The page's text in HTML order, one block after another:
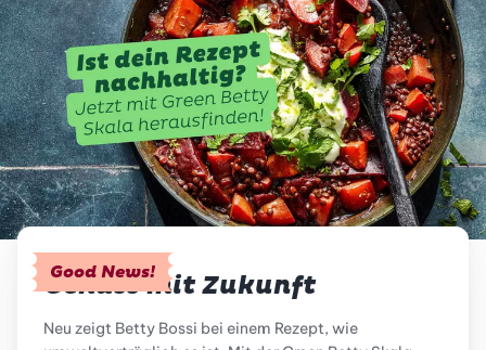
Good News!
Genuss mit Zukunft
Neu zeigt Betty Bossi bei einem Rezept, wie